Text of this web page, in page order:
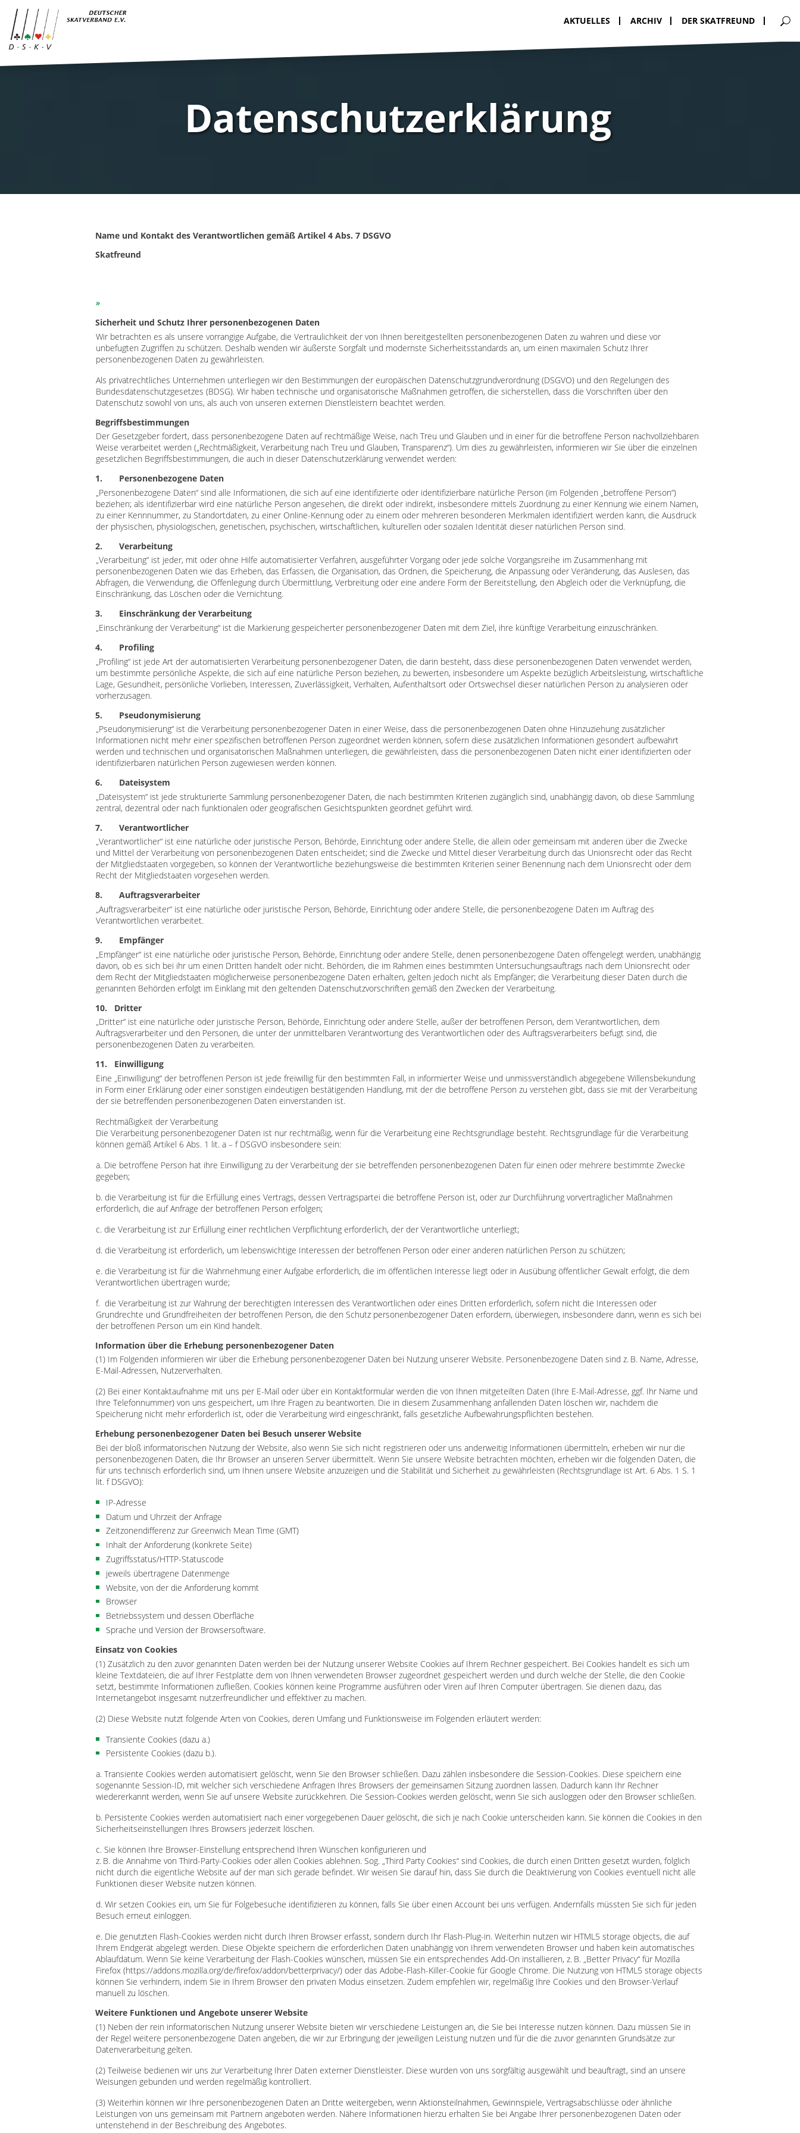
Datenschutzerklärung
Name und Kontakt des Verantwortlichen gemäß Artikel 4 Abs. 7 DSGVO
Skatfreund
Sicherheit und Schutz Ihrer personenbezogenen Daten
Wir betrachten es als unsere vorrangige Aufgabe, die Vertraulichkeit der von Ihnen bereitgestellten personenbezogenen Daten zu wahren und diese vor
unbefugten Zugriffen zu schützen. Deshalb wenden wir äußerste Sorgfalt und modernste Sicherheitsstandards an, um einen maximalen Schutz Ihrer
personenbezogenen Daten zu gewährleisten.
Als privatrechtliches Unternehmen unterliegen wir den Bestimmungen der europäischen Datenschutzgrundverordnung (DSGVO) und den Regelungen des
Bundesdatenschutzgesetzes (BDSG). Wir haben technische und organisatorische Maßnahmen getroffen, die sicherstellen, dass die Vorschriften über den
Datenschutz sowohl von uns, als auch von unseren externen Dienstleistern beachtet werden.
Begriffsbestimmungen
Der Gesetzgeber fordert, dass personenbezogene Daten auf rechtmäßige Weise, nach Treu und Glauben und in einer für die betroffene Person nachvollziehbaren
Weise verarbeitet werden („Rechtmäßigkeit, Verarbeitung nach Treu und Glauben, Transparenz“). Um dies zu gewährleisten, informieren wir Sie über die einzelnen
gesetzlichen Begriffsbestimmungen, die auch in dieser Datenschutzerklärung verwendet werden:
1. Personenbezogene Daten
„Personenbezogene Daten“ sind alle Informationen, die sich auf eine identifizierte oder identifizierbare natürliche Person (im Folgenden „betroffene Person“)
beziehen; als identifizierbar wird eine natürliche Person angesehen, die direkt oder indirekt, insbesondere mittels Zuordnung zu einer Kennung wie einem Namen,
zu einer Kennnummer, zu Standortdaten, zu einer Online-Kennung oder zu einem oder mehreren besonderen Merkmalen identifiziert werden kann, die Ausdruck
der physischen, physiologischen, genetischen, psychischen, wirtschaftlichen, kulturellen oder sozialen Identität dieser natürlichen Person sind.
2. Verarbeitung
„Verarbeitung“ ist jeder, mit oder ohne Hilfe automatisierter Verfahren, ausgeführter Vorgang oder jede solche Vorgangsreihe im Zusammenhang mit
personenbezogenen Daten wie das Erheben, das Erfassen, die Organisation, das Ordnen, die Speicherung, die Anpassung oder Veränderung, das Auslesen, das
Abfragen, die Verwendung, die Offenlegung durch Übermittlung, Verbreitung oder eine andere Form der Bereitstellung, den Abgleich oder die Verknüpfung, die
Einschränkung, das Löschen oder die Vernichtung.
3. Einschränkung der Verarbeitung
„Einschränkung der Verarbeitung“ ist die Markierung gespeicherter personenbezogener Daten mit dem Ziel, ihre künftige Verarbeitung einzuschränken.
4. Profiling
„Profiling“ ist jede Art der automatisierten Verarbeitung personenbezogener Daten, die darin besteht, dass diese personenbezogenen Daten verwendet werden,
um bestimmte persönliche Aspekte, die sich auf eine natürliche Person beziehen, zu bewerten, insbesondere um Aspekte bezüglich Arbeitsleistung, wirtschaftliche
Lage, Gesundheit, persönliche Vorlieben, Interessen, Zuverlässigkeit, Verhalten, Aufenthaltsort oder Ortswechsel dieser natürlichen Person zu analysieren oder
vorherzusagen.
5. Pseudonymisierung
„Pseudonymisierung“ ist die Verarbeitung personenbezogener Daten in einer Weise, dass die personenbezogenen Daten ohne Hinzuziehung zusätzlicher
Informationen nicht mehr einer spezifischen betroffenen Person zugeordnet werden können, sofern diese zusätzlichen Informationen gesondert aufbewahrt
werden und technischen und organisatorischen Maßnahmen unterliegen, die gewährleisten, dass die personenbezogenen Daten nicht einer identifizierten oder
identifizierbaren natürlichen Person zugewiesen werden können.
6. Dateisystem
„Dateisystem“ ist jede strukturierte Sammlung personenbezogener Daten, die nach bestimmten Kriterien zugänglich sind, unabhängig davon, ob diese Sammlung
zentral, dezentral oder nach funktionalen oder geografischen Gesichtspunkten geordnet geführt wird.
7. Verantwortlicher
„Verantwortlicher“ ist eine natürliche oder juristische Person, Behörde, Einrichtung oder andere Stelle, die allein oder gemeinsam mit anderen über die Zwecke
und Mittel der Verarbeitung von personenbezogenen Daten entscheidet; sind die Zwecke und Mittel dieser Verarbeitung durch das Unionsrecht oder das Recht
der Mitgliedstaaten vorgegeben, so können der Verantwortliche beziehungsweise die bestimmten Kriterien seiner Benennung nach dem Unionsrecht oder dem
Recht der Mitgliedstaaten vorgesehen werden.
8. Auftragsverarbeiter
„Auftragsverarbeiter“ ist eine natürliche oder juristische Person, Behörde, Einrichtung oder andere Stelle, die personenbezogene Daten im Auftrag des
Verantwortlichen verarbeitet.
9. Empfänger
„Empfänger“ ist eine natürliche oder juristische Person, Behörde, Einrichtung oder andere Stelle, denen personenbezogene Daten offengelegt werden, unabhängig
davon, ob es sich bei ihr um einen Dritten handelt oder nicht. Behörden, die im Rahmen eines bestimmten Untersuchungsauftrags nach dem Unionsrecht oder
dem Recht der Mitgliedstaaten möglicherweise personenbezogene Daten erhalten, gelten jedoch nicht als Empfänger; die Verarbeitung dieser Daten durch die
genannten Behörden erfolgt im Einklang mit den geltenden Datenschutzvorschriften gemäß den Zwecken der Verarbeitung.
10. Dritter
„Dritter“ ist eine natürliche oder juristische Person, Behörde, Einrichtung oder andere Stelle, außer der betroffenen Person, dem Verantwortlichen, dem
Auftragsverarbeiter und den Personen, die unter der unmittelbaren Verantwortung des Verantwortlichen oder des Auftragsverarbeiters befugt sind, die
personenbezogenen Daten zu verarbeiten.
11. Einwilligung
Eine „Einwilligung“ der betroffenen Person ist jede freiwillig für den bestimmten Fall, in informierter Weise und unmissverständlich abgegebene Willensbekundung
in Form einer Erklärung oder einer sonstigen eindeutigen bestätigenden Handlung, mit der die betroffene Person zu verstehen gibt, dass sie mit der Verarbeitung
der sie betreffenden personenbezogenen Daten einverstanden ist.
Rechtmäßigkeit der Verarbeitung
Die Verarbeitung personenbezogener Daten ist nur rechtmäßig, wenn für die Verarbeitung eine Rechtsgrundlage besteht. Rechtsgrundlage für die Verarbeitung
können gemäß Artikel 6 Abs. 1 lit. a – f DSGVO insbesondere sein:
a. Die betroffene Person hat ihre Einwilligung zu der Verarbeitung der sie betreffenden personenbezogenen Daten für einen oder mehrere bestimmte Zwecke
gegeben;
b. die Verarbeitung ist für die Erfüllung eines Vertrags, dessen Vertragspartei die betroffene Person ist, oder zur Durchführung vorvertraglicher Maßnahmen
erforderlich, die auf Anfrage der betroffenen Person erfolgen;
c. die Verarbeitung ist zur Erfüllung einer rechtlichen Verpflichtung erforderlich, der der Verantwortliche unterliegt;
d. die Verarbeitung ist erforderlich, um lebenswichtige Interessen der betroffenen Person oder einer anderen natürlichen Person zu schützen;
e. die Verarbeitung ist für die Wahrnehmung einer Aufgabe erforderlich, die im öffentlichen Interesse liegt oder in Ausübung öffentlicher Gewalt erfolgt, die dem
Verantwortlichen übertragen wurde;
f. die Verarbeitung ist zur Wahrung der berechtigten Interessen des Verantwortlichen oder eines Dritten erforderlich, sofern nicht die Interessen oder
Grundrechte und Grundfreiheiten der betroffenen Person, die den Schutz personenbezogener Daten erfordern, überwiegen, insbesondere dann, wenn es sich bei
der betroffenen Person um ein Kind handelt.
Information über die Erhebung personenbezogener Daten
(1) Im Folgenden informieren wir über die Erhebung personenbezogener Daten bei Nutzung unserer Website. Personenbezogene Daten sind z. B. Name, Adresse,
E-Mail-Adressen, Nutzerverhalten.
(2) Bei einer Kontaktaufnahme mit uns per E-Mail oder über ein Kontaktformular werden die von Ihnen mitgeteilten Daten (Ihre E-Mail-Adresse, ggf. Ihr Name und
Ihre Telefonnummer) von uns gespeichert, um Ihre Fragen zu beantworten. Die in diesem Zusammenhang anfallenden Daten löschen wir, nachdem die
Speicherung nicht mehr erforderlich ist, oder die Verarbeitung wird eingeschränkt, falls gesetzliche Aufbewahrungspflichten bestehen.
Erhebung personenbezogener Daten bei Besuch unserer Website
Bei der bloß informatorischen Nutzung der Website, also wenn Sie sich nicht registrieren oder uns anderweitig Informationen übermitteln, erheben wir nur die
personenbezogenen Daten, die Ihr Browser an unseren Server übermittelt. Wenn Sie unsere Website betrachten möchten, erheben wir die folgenden Daten, die
für uns technisch erforderlich sind, um Ihnen unsere Website anzuzeigen und die Stabilität und Sicherheit zu gewährleisten (Rechtsgrundlage ist Art. 6 Abs. 1 S. 1
lit. f DSGVO):
IP-Adresse
Datum und Uhrzeit der Anfrage
Zeitzonendifferenz zur Greenwich Mean Time (GMT)
Inhalt der Anforderung (konkrete Seite)
Zugriffsstatus/HTTP-Statuscode
jeweils übertragene Datenmenge
Website, von der die Anforderung kommt
Browser
Betriebssystem und dessen Oberfläche
Sprache und Version der Browsersoftware.
Einsatz von Cookies
(1) Zusätzlich zu den zuvor genannten Daten werden bei der Nutzung unserer Website Cookies auf Ihrem Rechner gespeichert. Bei Cookies handelt es sich um
kleine Textdateien, die auf Ihrer Festplatte dem von Ihnen verwendeten Browser zugeordnet gespeichert werden und durch welche der Stelle, die den Cookie
setzt, bestimmte Informationen zufließen. Cookies können keine Programme ausführen oder Viren auf Ihren Computer übertragen. Sie dienen dazu, das
Internetangebot insgesamt nutzerfreundlicher und effektiver zu machen.
(2) Diese Website nutzt folgende Arten von Cookies, deren Umfang und Funktionsweise im Folgenden erläutert werden:
Transiente Cookies (dazu a.)
Persistente Cookies (dazu b.).
a. Transiente Cookies werden automatisiert gelöscht, wenn Sie den Browser schließen. Dazu zählen insbesondere die Session-Cookies. Diese speichern eine
sogenannte Session-ID, mit welcher sich verschiedene Anfragen Ihres Browsers der gemeinsamen Sitzung zuordnen lassen. Dadurch kann Ihr Rechner
wiedererkannt werden, wenn Sie auf unsere Website zurückkehren. Die Session-Cookies werden gelöscht, wenn Sie sich ausloggen oder den Browser schließen.
b. Persistente Cookies werden automatisiert nach einer vorgegebenen Dauer gelöscht, die sich je nach Cookie unterscheiden kann. Sie können die Cookies in den
Sicherheitseinstellungen Ihres Browsers jederzeit löschen.
c. Sie können Ihre Browser-Einstellung entsprechend Ihren Wünschen konfigurieren und
z. B. die Annahme von Third-Party-Cookies oder allen Cookies ablehnen. Sog. „Third Party Cookies“ sind Cookies, die durch einen Dritten gesetzt wurden, folglich
nicht durch die eigentliche Website auf der man sich gerade befindet. Wir weisen Sie darauf hin, dass Sie durch die Deaktivierung von Cookies eventuell nicht alle
Funktionen dieser Website nutzen können.
d. Wir setzen Cookies ein, um Sie für Folgebesuche identifizieren zu können, falls Sie über einen Account bei uns verfügen. Andernfalls müssten Sie sich für jeden
Besuch erneut einloggen.
e. Die genutzten Flash-Cookies werden nicht durch Ihren Browser erfasst, sondern durch Ihr Flash-Plug-in. Weiterhin nutzen wir HTML5 storage objects, die auf
Ihrem Endgerät abgelegt werden. Diese Objekte speichern die erforderlichen Daten unabhängig von Ihrem verwendeten Browser und haben kein automatisches
Ablaufdatum. Wenn Sie keine Verarbeitung der Flash-Cookies wünschen, müssen Sie ein entsprechendes Add-On installieren, z. B. „Better Privacy“ für Mozilla
Firefox (https://addons.mozilla.org/de/firefox/addon/betterprivacy/) oder das Adobe-Flash-Killer-Cookie für Google Chrome. Die Nutzung von HTML5 storage objects
können Sie verhindern, indem Sie in Ihrem Browser den privaten Modus einsetzen. Zudem empfehlen wir, regelmäßig Ihre Cookies und den Browser-Verlauf
manuell zu löschen.
Weitere Funktionen und Angebote unserer Website
(1) Neben der rein informatorischen Nutzung unserer Website bieten wir verschiedene Leistungen an, die Sie bei Interesse nutzen können. Dazu müssen Sie in
der Regel weitere personenbezogene Daten angeben, die wir zur Erbringung der jeweiligen Leistung nutzen und für die die zuvor genannten Grundsätze zur
Datenverarbeitung gelten.
(2) Teilweise bedienen wir uns zur Verarbeitung Ihrer Daten externer Dienstleister. Diese wurden von uns sorgfältig ausgewählt und beauftragt, sind an unsere
Weisungen gebunden und werden regelmäßig kontrolliert.
(3) Weiterhin können wir Ihre personenbezogenen Daten an Dritte weitergeben, wenn Aktionsteilnahmen, Gewinnspiele, Vertragsabschlüsse oder ähnliche
Leistungen von uns gemeinsam mit Partnern angeboten werden. Nähere Informationen hierzu erhalten Sie bei Angabe Ihrer personenbezogenen Daten oder
untenstehend in der Beschreibung des Angebotes.
AKTUELLES ARCHIV DER SKATFREUND